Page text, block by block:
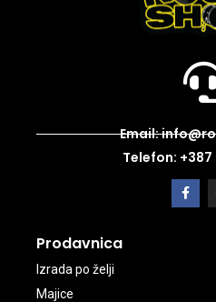
Email:
Telefon: +387
Prodavnica
Izrada po želji
Majice